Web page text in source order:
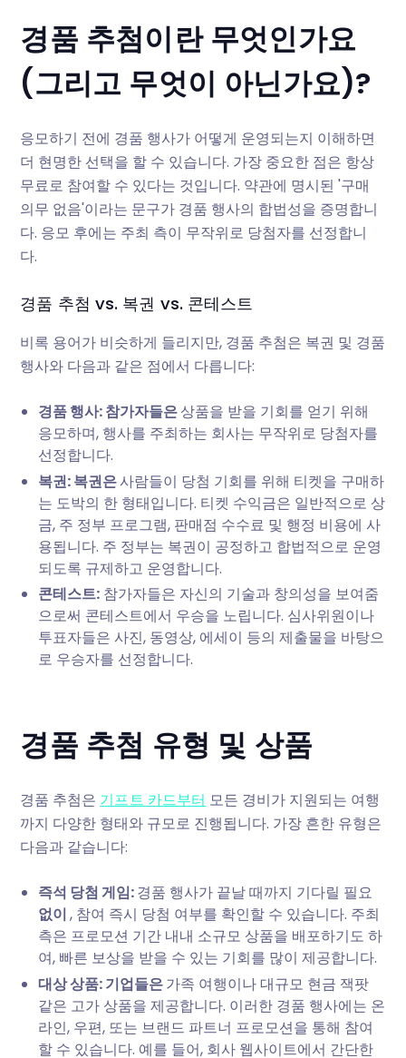
경품 추첨이란 무엇인가요
(그리고 무엇이 아닌가요)?
응모하기 전에 경품 행사가 어떻게 운영되는지 이해하면
더 현명한 선택을 할 수 있습니다. 가장 중요한 점은 항상
무료로 참여할 수 있다는 것입니다. 약관에 명시된 '구매
의무 없음'이라는 문구가 경품 행사의 합법성을 증명합니
다. 응모 후에는 주최 측이 무작위로 당첨자를 선정합니
다.
경품 추첨 vs. 복권 vs. 콘테스트
비록 용어가 비슷하게 들리지만, 경품 추첨은 복권 및 경품
행사와 다음과 같은 점에서 다릅니다:
경품 행사: 참가자들은상품을 받을 기회를 얻기 위해
응모하며, 행사를 주최하는 회사는 무작위로 당첨자를
선정합니다.
복권: 복권은사람들이 당첨 기회를 위해 티켓을 구매하
는 도박의 한 형태입니다. 티켓 수익금은 일반적으로 상
금, 주 정부 프로그램, 판매점 수수료 및 행정 비용에 사
용됩니다. 주 정부는 복권이 공정하고 합법적으로 운영
되도록 규제하고 운영합니다.
콘테스트: 참가자들은 자신의 기술과 창의성을 보여줌
으로써 콘테스트에서 우승을 노립니다. 심사위원이나
투표자들은 사진, 동영상, 에세이 등의 제출물을 바탕으
로 우승자를 선정합니다.
경품 추첨 유형 및 상품
경품 추첨은 기프트 카드부터 모든 경비가 지원되는 여행
까지 다양한 형태와 규모로 진행됩니다. 가장 흔한 유형은
다음과 같습니다:
즉석 당첨 게임:경품 행사가 끝날 때까지 기다릴 필요
없이, 참여 즉시 당첨 여부를 확인할 수 있습니다. 주최
측은 프로모션 기간 내내 소규모 상품을 배포하기도 하
여, 빠른 보상을 받을 수 있는 기회를 많이 제공합니다.
대상 상품: 기업들은가족 여행이나 대규모 현금 잭팟
같은 고가 상품을 제공합니다. 이러한 경품 행사에는 온
라인, 우편, 또는 브랜드 파트너 프로모션을 통해 참여
할 수 있습니다. 예를 들어, 회사 웹사이트에서 간단한